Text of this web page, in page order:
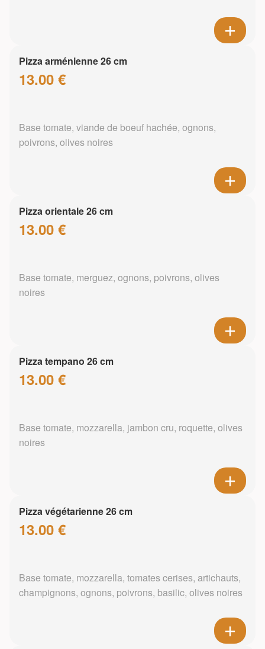
Pizza arménienne 26 cm
13.00 €
Base tomate, viande de boeuf hachée, ognons,
poivrons, olives noires
Pizza orientale 26 cm
13.00 €
Base tomate, merguez, ognons, poivrons, olives
noires
Pizza tempano 26 cm
13.00 €
Base tomate, mozzarella, jambon cru, roquette, olives
noires
Pizza végétarienne 26 cm
13.00 €
Base tomate, mozzarella, tomates cerises, artichauts,
champignons, ognons, poivrons, basilic, olives noires